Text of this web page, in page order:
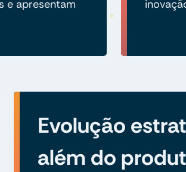
e apresentam
Evolução
além do